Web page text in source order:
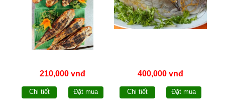
210,000 vnđ
Chi tiết Đặt mua
400,000 vnđ
Chi tiết Đặt mua